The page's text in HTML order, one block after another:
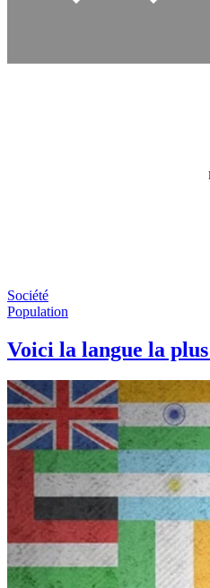
Société
Population
Voici la langue la